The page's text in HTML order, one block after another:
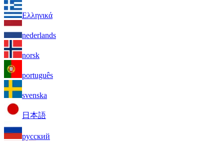
Ελληνικά
nederlands
norsk
português
svenska
日本語
русский